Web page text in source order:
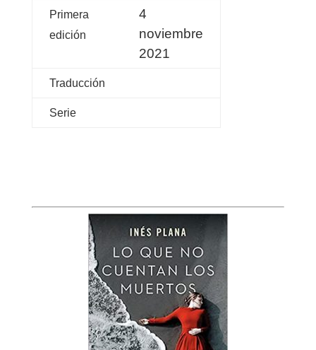
Primera
edición
4
noviembre
2021
Traducción
Serie